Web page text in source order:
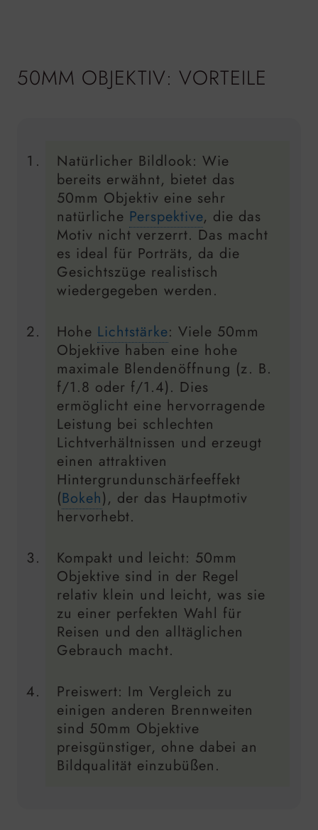
50MM OBJEKTIV: VORTEILE
Natürlicher Bildlook: Wie
bereits erwähnt, bietet das
50mm Objektiv eine sehr
natürliche Perspektive, die das
Motiv nicht verzerrt. Das macht
es ideal für Porträts, da die
Gesichtszüge realistisch
wiedergegeben werden.
Hohe Lichtstärke: Viele 50mm
Objektive haben eine hohe
maximale Blendenöffnung (z. B.
f/1.8 oder f/1.4). Dies
ermöglicht eine hervorragende
Leistung bei schlechten
Lichtverhältnissen und erzeugt
einen attraktiven
Hintergrundunschärfeeffekt
(Bokeh), der das Hauptmotiv
hervorhebt.
Kompakt und leicht: 50mm
Objektive sind in der Regel
relativ klein und leicht, was sie
zu einer perfekten Wahl für
Reisen und den alltäglichen
Gebrauch macht.
Preiswert: Im Vergleich zu
einigen anderen Brennweiten
sind 50mm Objektive
preisgünstiger, ohne dabei an
Bildqualität einzubüßen.